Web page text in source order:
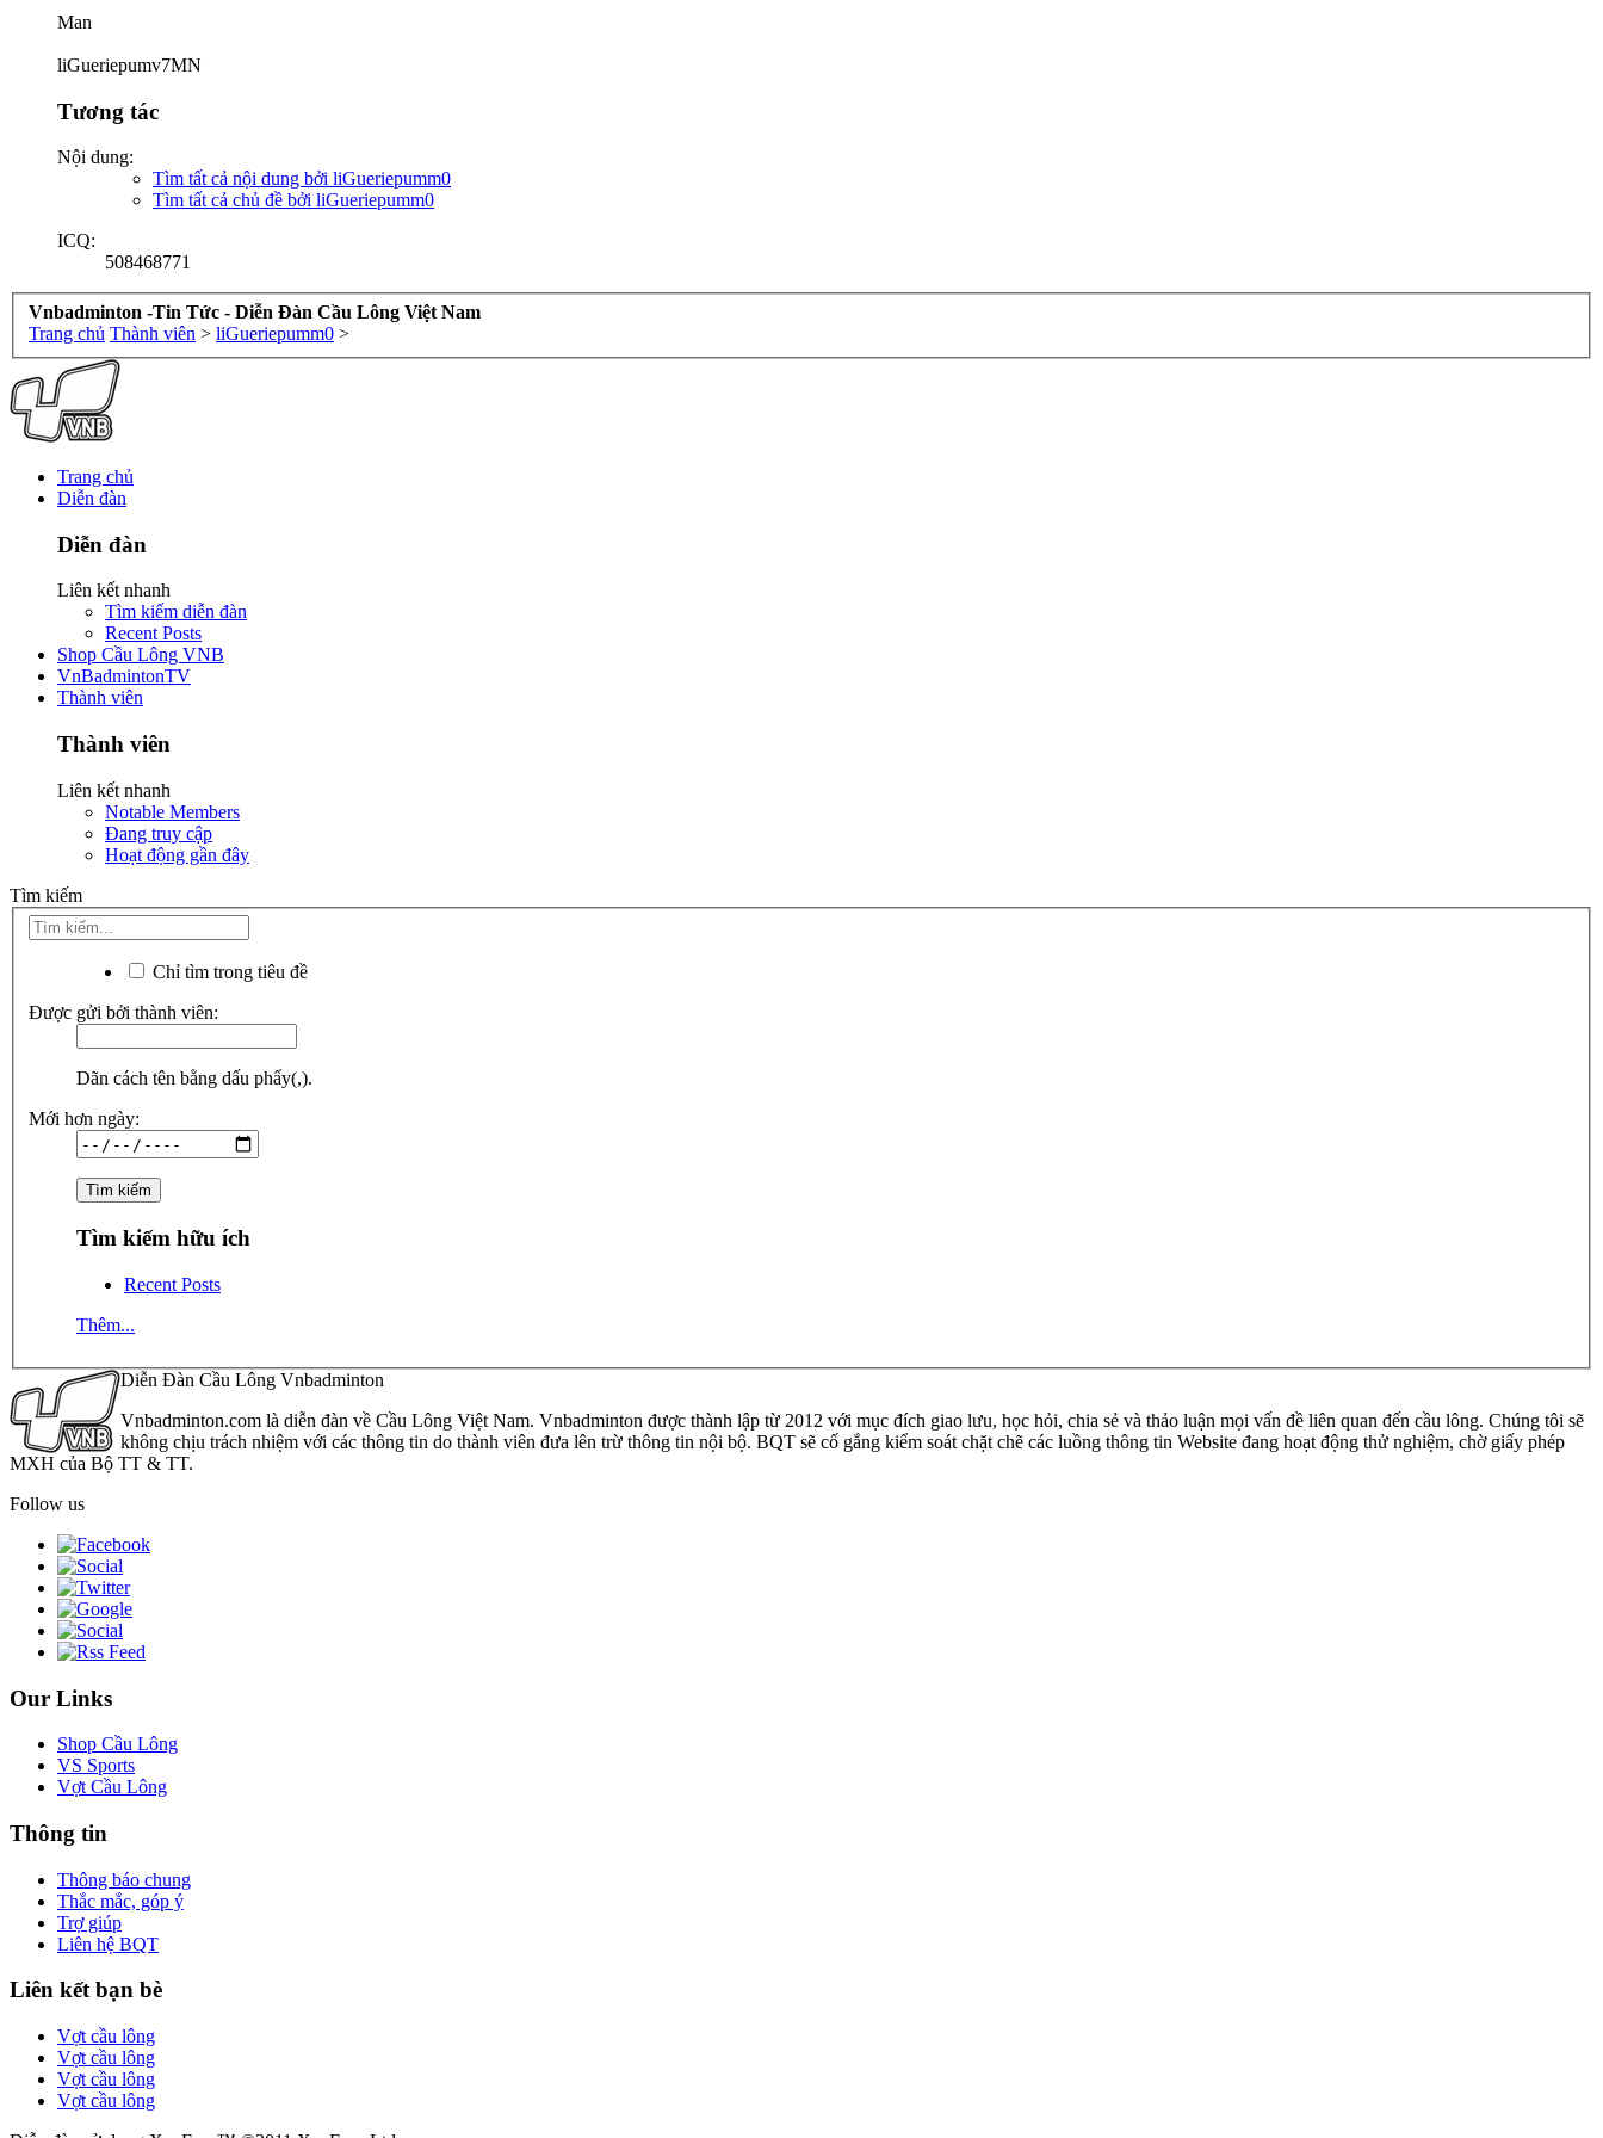
Man
liGueriepumv7MN
Tương tác
Nội dung:
Tìm tất cả nội dung bởi liGueriepumm0
Tìm tất cả chủ đề bởi liGueriepumm0
ICQ:
508468771
Vnbadminton -Tin Tức - Diễn Đàn Cầu Lông Việt Nam
Trang chủ Thành viên > liGueriepumm0 >
Trang chủ
Diễn đàn
Diễn đàn
Liên kết nhanh
Tìm kiếm diễn đàn
Recent Posts
Shop Cầu Lông VNB
VnBadmintonTV
Thành viên
Thành viên
Liên kết nhanh
Notable Members
Đang truy cập
Hoạt động gần đây
Tìm kiếm
Chỉ tìm trong tiêu đề
Được gửi bởi thành viên:
Dãn cách tên bằng dấu phẩy(,).
Mới hơn ngày:
Tìm kiếm hữu ích
Recent Posts
Thêm...
Diễn Đàn Cầu Lông Vnbadminton
Vnbadminton.com là diễn đàn về Cầu Lông Việt Nam. Vnbadminton được thành lập từ 2012 với mục đích giao lưu, học hỏi, chia sẻ và thảo luận mọi vấn đề liên quan đến cầu lông. Chúng tôi sẽ
không chịu trách nhiệm với các thông tin do thành viên đưa lên trừ thông tin nội bộ. BQT sẽ cố gắng kiểm soát chặt chẽ các luồng thông tin Website đang hoạt động thử nghiệm, chờ giấy phép
MXH của Bộ TT & TT.
Follow us
Our Links
Shop Cầu Lông
VS Sports
Vợt Cầu Lông
Thông tin
Thông báo chung
Thắc mắc, góp ý
Trợ giúp
Liên hệ BQT
Liên kết bạn bè
Vợt cầu lông
Vợt cầu lông
Vợt cầu lông
Vợt cầu lông